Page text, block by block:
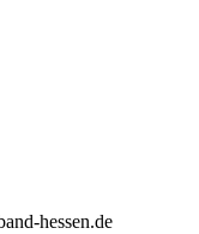
hessen.de